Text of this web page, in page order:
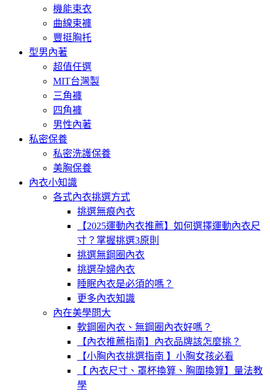
機能束衣
曲線束褲
豐挺胸托
型男內著
超值任選
MIT台灣製
三角褲
四角褲
男性內著
私密保養
私密洗護保養
美胸保養
內衣小知識
各式內衣挑選方式
挑選無痕內衣
【2025運動內衣推薦】如何選擇運動內衣尺
寸？掌握挑選3原則
挑選無鋼圈內衣
挑選孕婦內衣
睡眠內衣是必須的嗎？
更多內衣知識
內在美學問大
軟鋼圈內衣、無鋼圈內衣好嗎？
【內衣推薦指南】內衣品牌該怎麼挑？
【小胸內衣挑選指南 】小胸女孩必看
【 內衣尺寸、罩杯換算、胸圍換算】量法教
學